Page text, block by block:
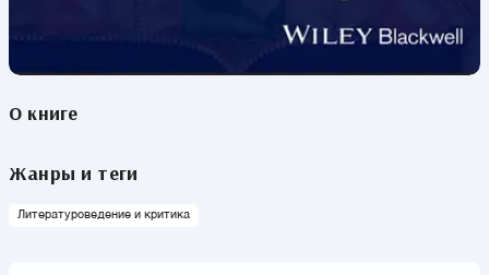
О книге
Жанры и теги
Литературоведение и критика